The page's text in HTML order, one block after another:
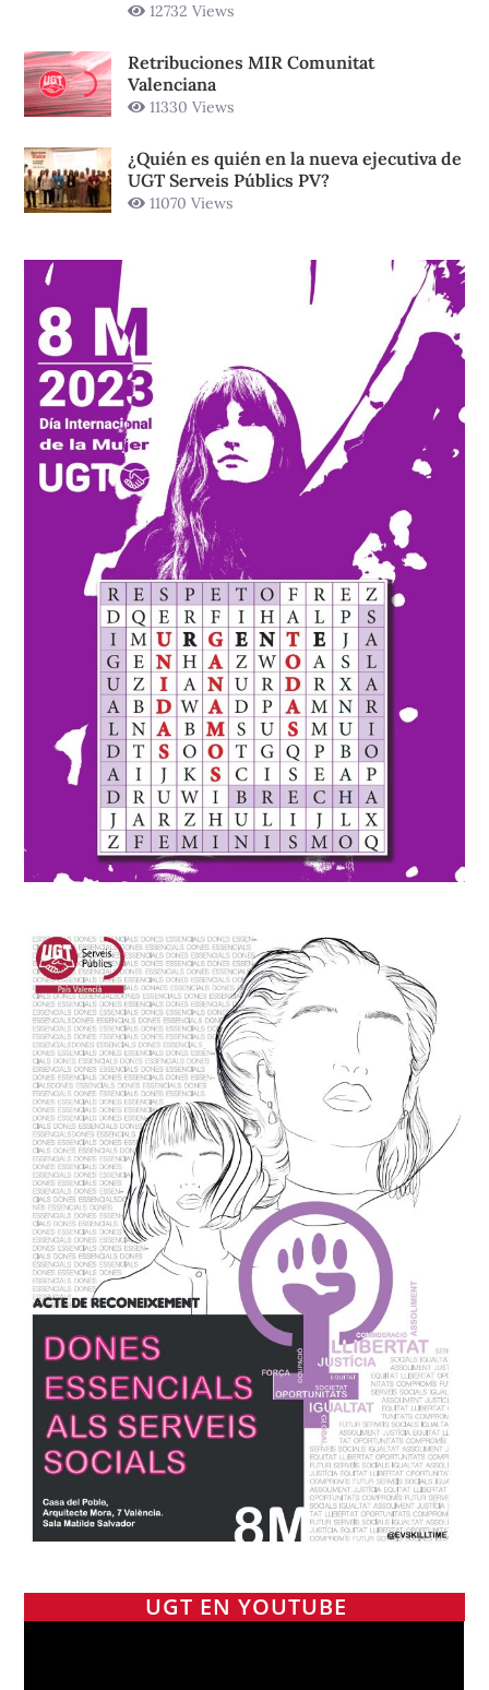
12732 Views
Retribuciones MIR Comunitat
Valenciana
11330 Views
¿Quién es quién en la nueva ejecutiva de
UGT Serveis Públics PV?
11070 Views
UGT EN YOUTUBE